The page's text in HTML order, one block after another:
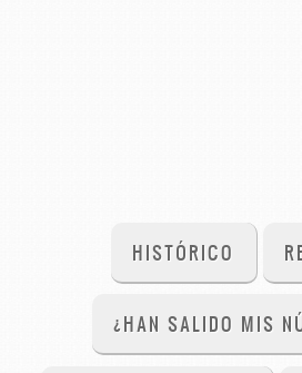
HISTÓRICO
¿HAN SALIDO MIS